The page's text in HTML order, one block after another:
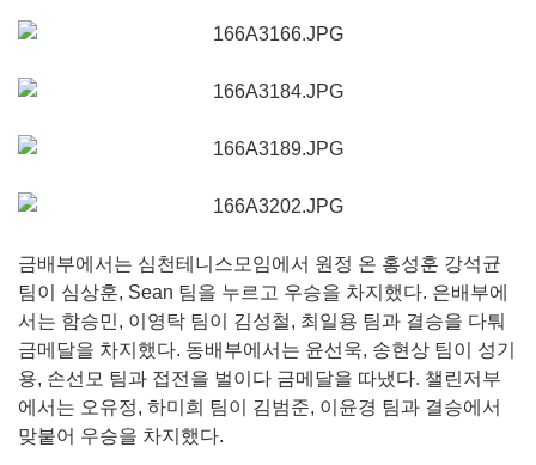
금배부에서는 심천테니스모임에서 원정 온 홍성훈 강석균
팀이 심상훈, Sean 팀을 누르고 우승을 차지했다. 은배부에
서는 함승민, 이영탁 팀이 김성철, 최일용 팀과 결승을 다퉈
금메달을 차지했다. 동배부에서는 윤선욱, 송현상 팀이 성기
용, 손선모 팀과 접전을 벌이다 금메달을 따냈다. 챌린저부
에서는 오유정, 하미희 팀이 김범준, 이윤경 팀과 결승에서
맞붙어 우승을 차지했다.